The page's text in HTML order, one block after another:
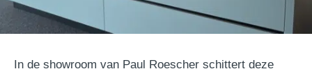
In de showroom van Paul Roescher schittert deze